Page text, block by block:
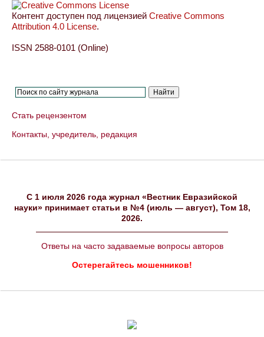
Контент доступен под лицензией Creative Commons
Attribution 4.0 License.
ISSN 2588-0101 (Online)
Стать рецензентом
Контакты, учредитель, редакция
C 1 июля 2026 года журнал «Вестник Евразийской
науки» принимает статьи в №4 (июль — август), Том 18,
2026.
Ответы на часто задаваемые вопросы авторов
Остерегайтесь мошенников!